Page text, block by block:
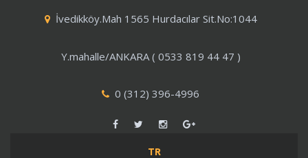
İvedikköy.Mah 1565 Hurdacılar Sit.No:1044
Y.mahalle/ANKARA ( 0533 819 44 47 )
0 (312) 396-4996
TR